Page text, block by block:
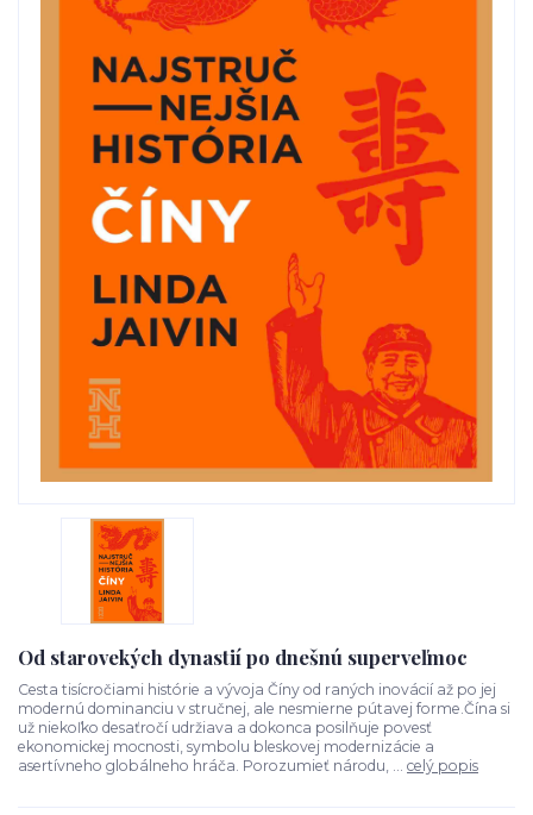
Od starovekých dynastií po dnešnú superveľmoc
Cesta tisícročiami histórie a vývoja Číny od raných inovácií až po jej
modernú dominanciu v stručnej, ale nesmierne pútavej forme.Čína si
už niekoľko desaťročí udržiava a dokonca posilňuje povesť
ekonomickej mocnosti, symbolu bleskovej modernizácie a
asertívneho globálneho hráča. Porozumieť národu, ... celý popis